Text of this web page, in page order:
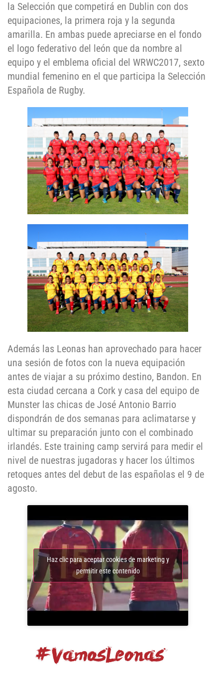
la Selección que competirá en Dublin con dos
equipaciones, la primera roja y la segunda
amarilla. En ambas puede apreciarse en el fondo
el logo federativo del león que da nombre al
equipo y el emblema oficial del WRWC2017, sexto
mundial femenino en el que participa la Selección
Española de Rugby.
Además las Leonas han aprovechado para hacer
una sesión de fotos con la nueva equipación
antes de viajar a su próximo destino, Bandon. En
esta ciudad cercana a Cork y casa del equipo de
Munster las chicas de José Antonio Barrio
dispondrán de dos semanas para aclimatarse y
ultimar su preparación junto con el combinado
irlandés. Este training camp servirá para medir el
nivel de nuestras jugadoras y hacer los últimos
retoques antes del debut de las españolas el 9 de
agosto.
Haz clic para aceptar cookies de marketing y
permitir este contenido